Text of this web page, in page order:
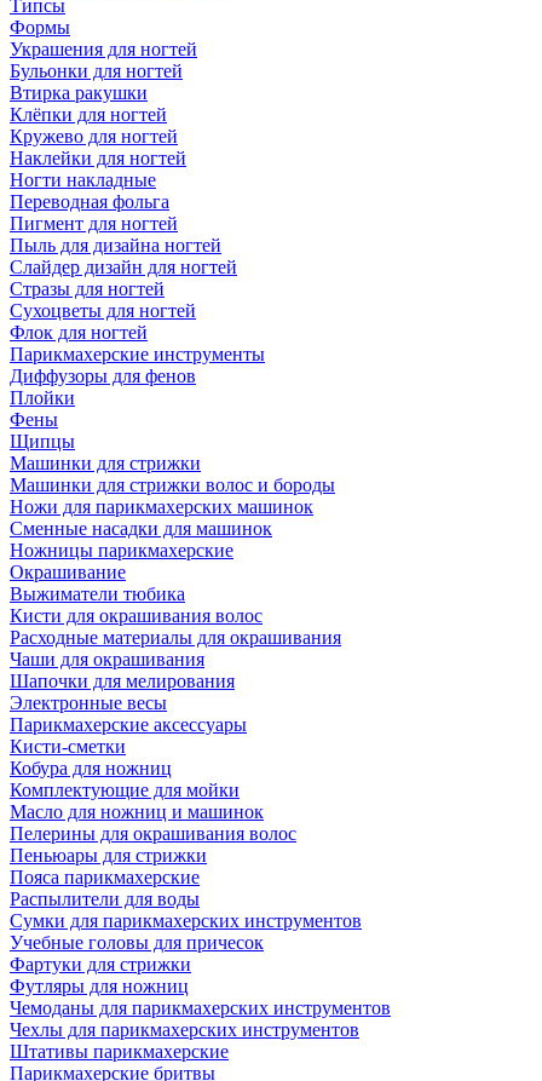
Типсы
Формы
Украшения для ногтей
Бульонки для ногтей
Втирка ракушки
Клёпки для ногтей
Кружево для ногтей
Наклейки для ногтей
Ногти накладные
Переводная фольга
Пигмент для ногтей
Пыль для дизайна ногтей
Слайдер дизайн для ногтей
Стразы для ногтей
Сухоцветы для ногтей
Флок для ногтей
Парикмахерские инструменты
Диффузоры для фенов
Плойки
Фены
Щипцы
Машинки для стрижки
Машинки для стрижки волос и бороды
Ножи для парикмахерских машинок
Сменные насадки для машинок
Ножницы парикмахерские
Окрашивание
Выжиматели тюбика
Кисти для окрашивания волос
Расходные материалы для окрашивания
Чаши для окрашивания
Шапочки для мелирования
Электронные весы
Парикмахерские аксессуары
Кисти-сметки
Кобура для ножниц
Комплектующие для мойки
Масло для ножниц и машинок
Пелерины для окрашивания волос
Пеньюары для стрижки
Пояса парикмахерские
Распылители для воды
Сумки для парикмахерских инструментов
Учебные головы для причесок
Фартуки для стрижки
Футляры для ножниц
Чемоданы для парикмахерских инструментов
Чехлы для парикмахерских инструментов
Штативы парикмахерские
Парикмахерские бритвы